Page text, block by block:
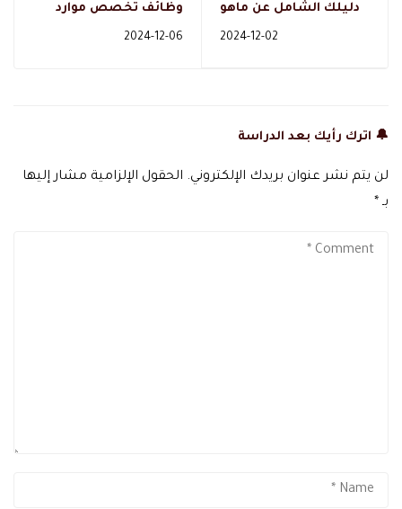
دليلك الشامل عن ماهو
2024-12-02
وظائف تخصص موارد
2024-12-06
🔔 اترك رأيك بعد الدراسة
لن يتم نشر عنوان بريدك الإلكتروني. الحقول الإلزامية مشار إليها
بـ *